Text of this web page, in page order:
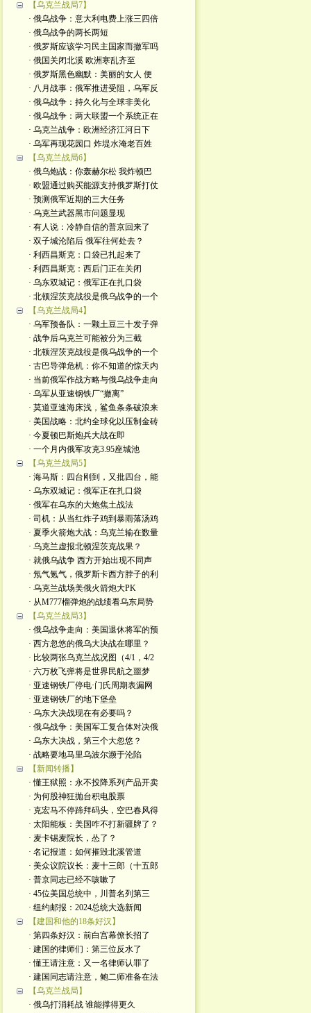
【乌克兰战局7】
· 俄乌战争：意大利电费上涨三四倍
· 俄乌战争的两长两短
· 俄罗斯应该学习民主国家而撤军吗
· 俄国关闭北溪 欧洲寒乱齐至
· 俄罗斯黑色幽默：美丽的女人 便
· 八月战事：俄军推进受阻，乌军反
· 俄乌战争：持久化与全球非美化
· 俄乌战争：两大联盟一个系统正在
· 乌克兰战争：欧洲经济江河日下
· 乌军再现花园口 炸堤水淹老百姓
【乌克兰战局6】
· 俄乌炮战：你轰赫尔松 我炸顿巴
· 欧盟通过购买能源支持俄罗斯打仗
· 预测俄军近期的三大任务
· 乌克兰武器黑市问题显现
· 有人说：冷静自信的普京回来了
· 双子城沦陷后 俄军往何处去？
· 利西昌斯克：口袋已扎起来了
· 利西昌斯克：西后门正在关闭
· 乌东双城记：俄军正在扎口袋
· 北顿涅茨克战役是俄乌战争的一个
【乌克兰战局4】
· 乌军预备队：一颗土豆三十发子弹
· 战争后乌克兰可能被分为三截
· 北顿涅茨克战役是俄乌战争的一个
· 古巴导弹危机：你不知道的惊天内
· 当前俄军作战方略与俄乌战争走向
· 乌军从亚速钢铁厂“撤离”
· 莫道亚速海床浅，鲨鱼条条破浪来
· 美国战略：北约全球化以压制金砖
· 今夏顿巴斯炮兵大战在即
· 一个月内俄军攻克3.95座城池
【乌克兰战局5】
· 海马斯：四台刚到，又批四台，能
· 乌东双城记：俄军正在扎口袋
· 俄军在乌东的大炮焦土战法
· 司机：从当红炸子鸡到暴雨落汤鸡
· 夏季火箭炮大战：乌克兰输在数量
· 乌克兰虚报北顿涅茨克战果？
· 就俄乌战争 西方开始出现不同声
· 氖气氪气，俄罗斯卡西方脖子的利
· 乌克兰战场美俄火箭炮大PK
· 从M777榴弹炮的战绩看乌东局势
【乌克兰战局3】
· 俄乌战争走向：美国退休将军的预
· 西方忽悠的俄乌大决战在哪里？
· 比较两张乌克兰战况图（4/1，4/2
· 六万枚飞弹将是世界民航之噩梦
· 亚速钢铁厂停电·门氏周期表漏网
· 亚速钢铁厂的地下堡垒
· 乌东大决战现在有必要吗？
· 俄乌战争：美国军工复合体对决俄
· 乌东大决战，第三个大忽悠？
· 战略要地马里乌波尔濒于沦陷
【新闻转播】
· 懂王狱照：永不投降系列产品开卖
· 为何股神狂抛台积电股票
· 克宏马不停蹄拜码头，空巴春风得
· 太阳能板：美国咋不打新疆牌了？
· 麦卡锡麦院长，怂了？
· 名记报道：如何摧毁北溪管道
· 美众议院议长：麦十三郎（十五郎
· 普京同志已经不咳嗽了
· 45位美国总统中，川普名列第三
· 纽约邮报：2024总统大选新闻
【建国和他的18条好汉】
· 第四条好汉：前白宫幕僚长招了
· 建国的律师们：第三位反水了
· 懂王请注意：又一名律师认罪了
· 建国同志请注意，鲍二师准备在法
【乌克兰战局】
· 俄乌打消耗战 谁能撑得更久